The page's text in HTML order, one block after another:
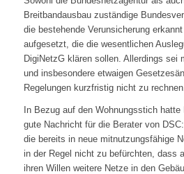
Breitbandausbau zuständige
die bestehende Verunsicherung
aufgesetzt, die die wesentlichen
DigiNetzG klären sollen. Allerdings sei
und insbesondere etwaigen
Regelungen kurzfristig nicht zu rechnen.
In Bezug auf den Wohnungsstich
gute Nachricht für die Berater von DSC:
die bereits in neue mitnutzungsfähige
in der Regel nicht zu befürchten, dass
ihren Willen weitere Netze in den